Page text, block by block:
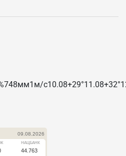
748мм1 м/c10.08+29°11.08+32°